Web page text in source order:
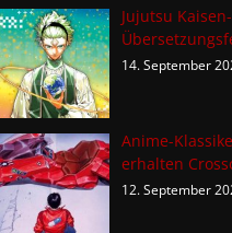
Jujutsu
14. September
Anime-
erhalten
12. September